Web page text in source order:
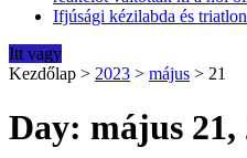
Ifjúsági kézilabda és
Itt vagy
Kezdőlap > 2023 > május > 21
Day: május 21,